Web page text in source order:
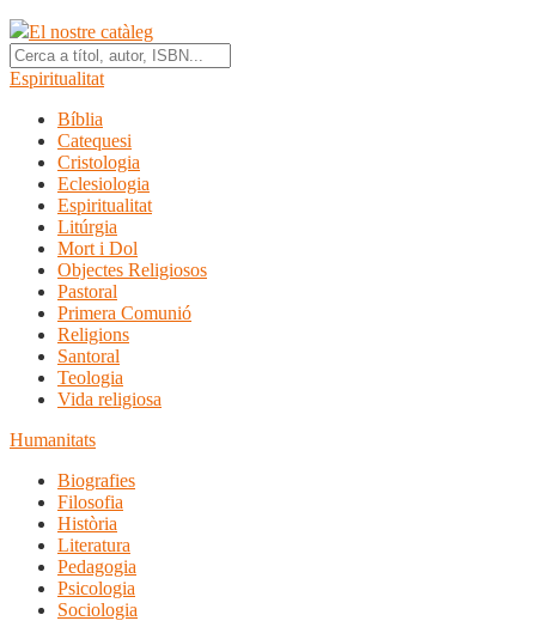
El nostre catàleg
Espiritualitat
Bíblia
Catequesi
Cristologia
Eclesiologia
Espiritualitat
Litúrgia
Mort i Dol
Objectes Religiosos
Pastoral
Primera Comunió
Religions
Santoral
Teologia
Vida religiosa
Humanitats
Biografies
Filosofia
Història
Literatura
Pedagogia
Psicologia
Sociologia